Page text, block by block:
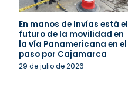
En manos de Invías está el
futuro de la movilidad en
la vía Panamericana en el
paso por Cajamarca
29 de julio de 2026